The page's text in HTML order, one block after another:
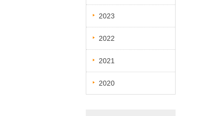
2023
2022
2021
2020